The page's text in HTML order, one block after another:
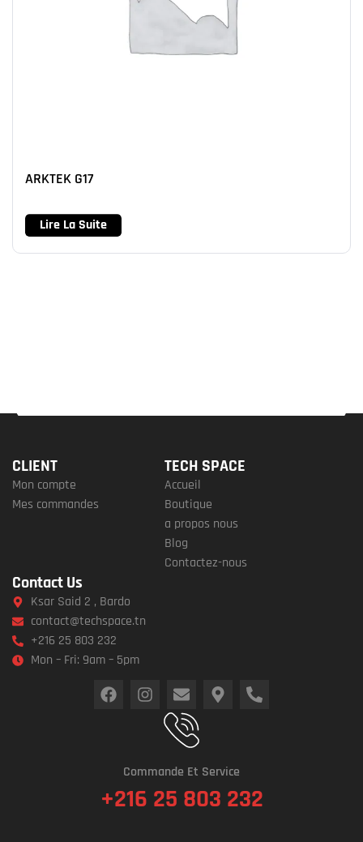
ARKTEK G17
Lire La Suite
CLIENT
Mon compte
Mes commandes
TECH SPACE
Accueil
Boutique
a propos nous
Blog
Contactez-nous
Contact Us
Ksar Said 2 , Bardo
contact@techspace.tn
+216 25 803 232
Mon – Fri: 9am – 5pm
Commande Et Service
+216 25 803 232